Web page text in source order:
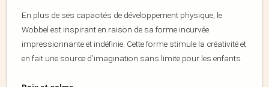
En plus de ses capacités de développement physique, le
Wobbel est inspirant en raison de sa forme incurvée
impressionnante et indéfinie. Cette forme stimule la créativité et
en fait une source d’imagination sans limite pour les enfants.